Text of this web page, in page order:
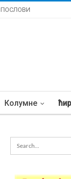
ПОСЛОВИ
Колумне ћир